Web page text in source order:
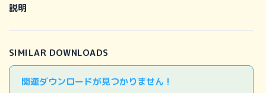
説明
SIMILAR DOWNLOADS
関連ダウンロードが見つかりません !